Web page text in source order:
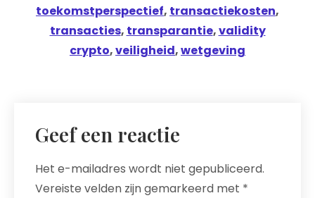
toekomstperspectief, transactiekosten,
transacties, transparantie,validity
crypto,veiligheid,wetgeving
Geef een reactie
Het e-mailadres wordt niet gepubliceerd.
Vereiste velden zijn gemarkeerd met *